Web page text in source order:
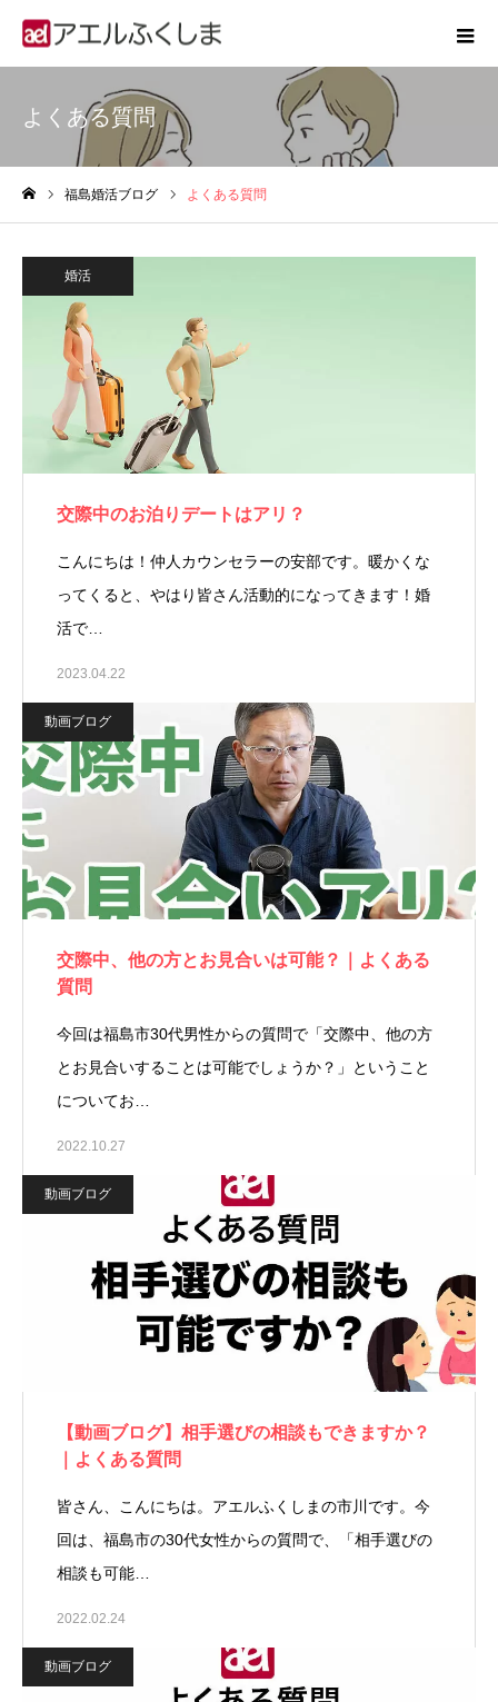
よくある質問
福島婚活ブログ よくある質問
婚活
交際中のお泊りデートはアリ？
こんにちは！仲人カウンセラーの安部です。暖かくな
ってくると、やはり皆さん活動的になってきます！婚
活で…
2023.04.22
動画ブログ
交際中、他の方とお見合いは可能？｜よくある
質問
今回は福島市30代男性からの質問で「交際中、他の方
とお見合いすることは可能でしょうか？」ということ
についてお…
2022.10.27
動画ブログ
【動画ブログ】相手選びの相談もできますか？
｜よくある質問
皆さん、こんにちは。アエルふくしまの市川です。今
回は、福島市の30代女性からの質問で、「相手選びの
相談も可能…
2022.02.24
動画ブログ